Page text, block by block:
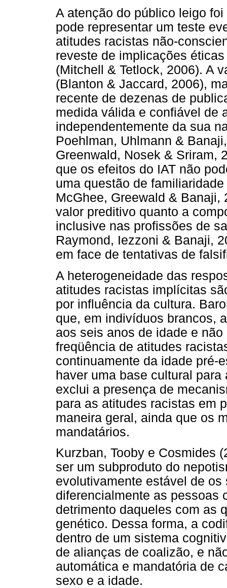
A atenção do público leigo
pode representar um teste
atitudes racistas não-
reveste de implicações
(Mitchell & Tetlock, 2006). A
(Blanton & Jaccard, 2006),
recente de dezenas de
medida válida e confiável de
independentemente da sua
Poehlman, Uhlmann &
Greenwald, Nosek & Sriram,
que os efeitos do IAT não
uma questão de
McGhee, Greewald & Banaji,
valor preditivo quanto a
inclusive nas profissões de
Raymond, Iezzoni & Banaji,
em face de tentativas de
A heterogeneidade das
atitudes racistas implícitas
por influência da cultura.
que, em indivíduos brancos,
aos seis anos de idade e
freqüência de atitudes
continuamente da idade pré-
haver uma base cultural
exclui a presença de
para as atitudes racistas em
maneira geral, ainda que os
mandatários.
Kurzban, Tooby e Cosmides
ser um subproduto do
evolutivamente estável de
diferencialmente as pessoas
detrimento daqueles com as
genético. Dessa forma, a
dentro de um sistema
de alianças de coalizão, e
automática e mandatória de
sexo e a idade.